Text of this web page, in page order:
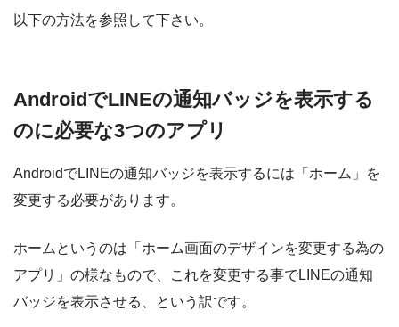
以下の方法を参照して下さい。
AndroidでLINEの通知バッジを表示する
のに必要な3つのアプリ
AndroidでLINEの通知バッジを表示するには「ホーム」を
変更する必要があります。
ホームというのは「ホーム画面のデザインを変更する為の
アプリ」の様なもので、これを変更する事でLINEの通知
バッジを表示させる、という訳です。